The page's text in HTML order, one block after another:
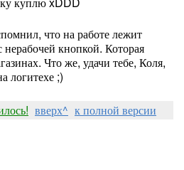
что на работе лежит
кнопкой. Которая
Что же, удачи тебе, Коля,
логитехе ;)
вверх^ к полной версии